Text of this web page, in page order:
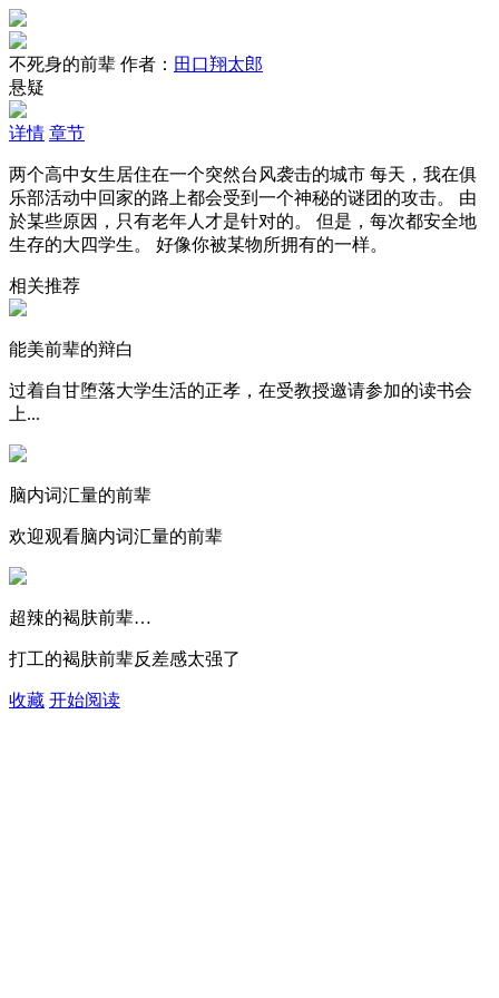
不死身的前辈 作者： 田口翔太郎
悬疑
详情 章节
两个高中女生居住在一个突然台风袭击的城市 每天，我在俱
乐部活动中回家的路上都会受到一个神秘的谜团的攻击。 由
於某些原因，只有老年人才是针对的。 但是，每次都安全地
生存的大四学生。 好像你被某物所拥有的一样。
相关推荐
能美前辈的辩白
过着自甘堕落大学生活的正孝，在受教授邀请参加的读书会
上...
脑内词汇量的前辈
欢迎观看脑内词汇量的前辈
超辣的褐肤前辈…
打工的褐肤前辈反差感太强了
收藏 开始阅读